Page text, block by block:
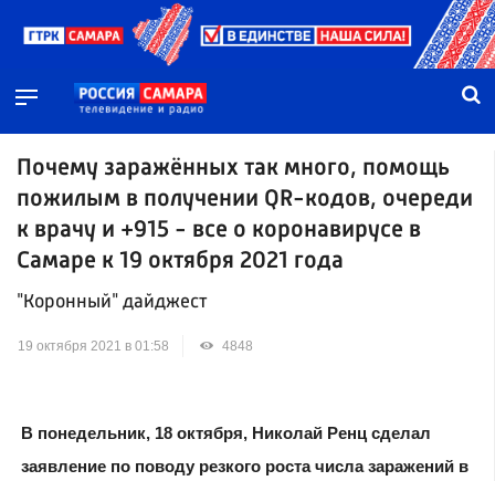
Почему заражённых так много, помощь
пожилым в получении QR-кодов, очереди
к врачу и +915 - все о коронавирусе в
Самаре к 19 октября 2021 года
"Коронный" дайджест
19 октября 2021 в 01:58 4848
В понедельник, 18 октября, Николай Ренц сделал
заявление по поводу резкого роста числа заражений в